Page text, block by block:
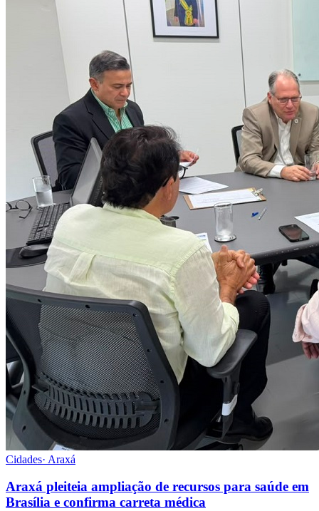
Cidades· Araxá
Araxá pleiteia ampliação de recursos para saúde em
Brasília e confirma carreta médica